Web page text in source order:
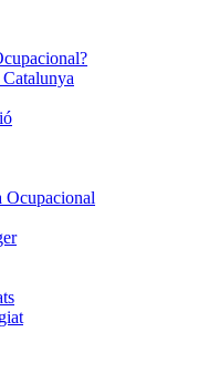
Ocupacional